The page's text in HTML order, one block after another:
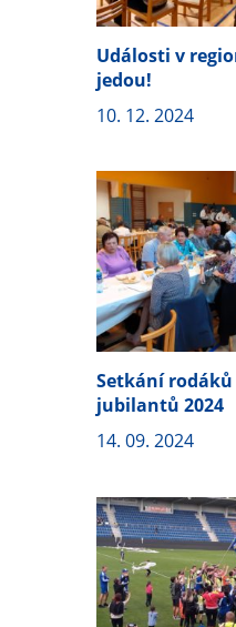
Události v
jedou!
10. 12. 2024
Setkání rodáků
jubilantů 2024
14. 09. 2024